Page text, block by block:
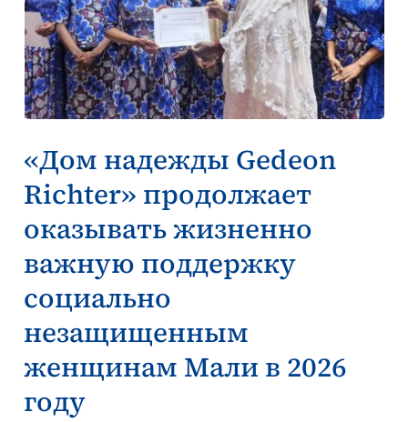
«Дом надежды Gedeon
Richter» продолжает
оказывать жизненно
важную поддержку
социально
незащищенным
женщинам Мали в 2026
году